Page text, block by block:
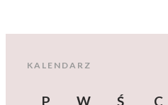
KALENDARZ
P W Ś C